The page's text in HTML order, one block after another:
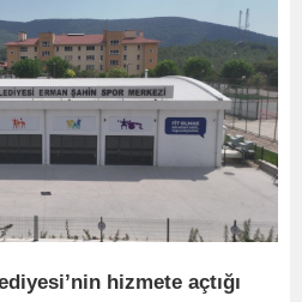
hizmete açtığı